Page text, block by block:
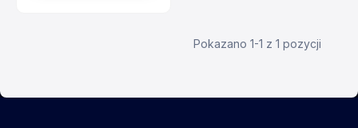
Pokazano 1-1 z 1 pozycji